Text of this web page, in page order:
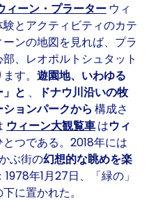
ィーン・プラーター ウィ
とアクティビティのカテ
ンの地図を見れば、プラ
、レオポルトシュタット
す。 遊園地、いわゆる
」と 、
ドナウ川沿いの牧
ョンパークから 構成さ
ウィーン大観覧車はウィ
とつである。2018年には
ぶ街の幻想的な眺めを楽
年1月27日、「緑の」
に置かれた。